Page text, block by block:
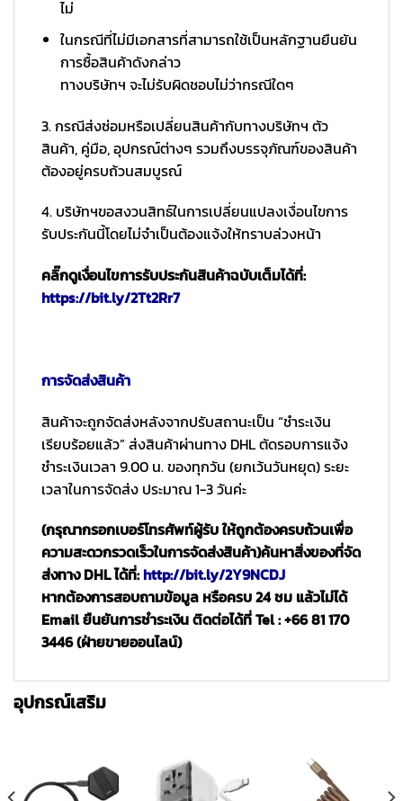
ไม่
ในกรณีที่ไม่มีเอกสารที่สามารถใช้เป็นหลักฐานยืนยัน
การซื้อสินค้าดังกล่าว
ทางบริษัทฯ จะไม่รับผิดชอบไม่ว่ากรณีใดๆ
3. กรณีส่งซ่อมหรือเปลี่ยนสินค้ากับทางบริษัทฯ ตัว
สินค้า, คู่มือ, อุปกรณ์ต่างๆ รวมถึงบรรจุภัณฑ์ของสินค้า
ต้องอยู่ครบถ้วนสมบูรณ์
4. บริษัทฯขอสงวนสิทธ์ในการเปลี่ยนแปลงเงื่อนไขการ
รับประกันนี้โดยไม่จำเป็นต้องแจ้งให้ทราบล่วงหน้า
คลิ๊กดูเงื่อนไขการรับประกันสินค้าฉบับเต็มได้ที่:
https://bit.ly/2Tt2Rr7
การจัดส่งสินค้า
สินค้าจะถูกจัดส่งหลังจากปรับสถานะเป็น “ชำระเงิน
เรียบร้อยแล้ว” ส่งสินค้าผ่านทาง DHL ตัดรอบการแจ้ง
ชำระเงินเวลา 9.00 น. ของทุกวัน (ยกเว้นวันหยุด) ระยะ
เวลาในการจัดส่ง ประมาณ 1-3 วันค่ะ
(กรุณากรอกเบอร์โทรศัพท์ผู้รับ ให้ถูกต้องครบถ้วนเพื่อ
ความสะดวกรวดเร็วในการจัดส่งสินค้า)ค้นหาสิ่งของที่จัด
ส่งทาง DHL ได้ที่:http://bit.ly/2Y9NCDJ
หากต้องการสอบถามข้อมูล หรือครบ 24 ชม แล้วไม่ได้
Email ยืนยันการชำระเงิน ติดต่อได้ที่ Tel : +66 81 170
3446 (ฝ่ายขายออนไลน์)
อุปกรณ์เสริม